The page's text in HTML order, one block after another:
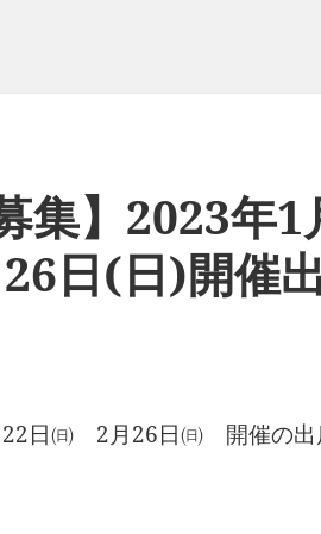
集】2023年1
日(日)開催
日㈰ 2月26日㈰ 開催の出